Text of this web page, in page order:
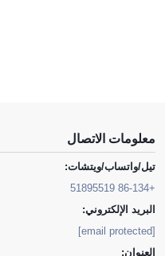
معلومات الاتصال
تيل/واتساب/ويتشات:
+86-134 51895519
البريد الإلكتروني:
[email protected]
العنوان: